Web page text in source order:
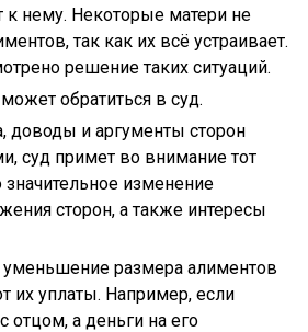
к нему. Некоторые матери не
так как их всё устраивает.
решение таких ситуаций.
обратиться в суд.
доводы и аргументы сторон
суд примет во внимание тот
изменение
сторон, а также интересы
размера алиментов
их уплаты. Например, если
отцом, а деньги на его